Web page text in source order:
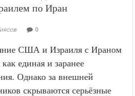
по Иран
0
США и Израиля с Ираном
как единая и заранее
Однако за внешней
скрываются серьёзные